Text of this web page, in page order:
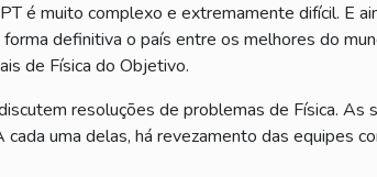
é muito complexo e extremamente difícil. E
definitiva o país entre os melhores do
de Física do Objetivo.
resoluções de problemas de Física. As
uma delas, há revezamento das equipes